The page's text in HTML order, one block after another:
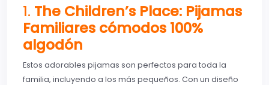
1. The Children’s Place: Pijamas
Familiares cómodos 100%
algodón
Estos adorables pijamas son perfectos para toda la
familia, incluyendo a los más pequeños. Con un diseño